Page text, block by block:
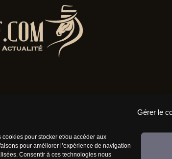
Gérer le
pour stocker et/ou accéder aux
pour améliorer l’expérience de navigation
Consentir à ces technologies nous